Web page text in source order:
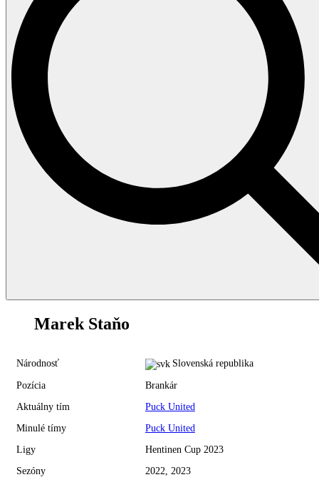
Marek Staňo
Národnosť Slovenská republika
Pozícia
Brankár
Aktuálny tím
Puck United
Minulé tímy
Puck United
Ligy
Hentinen Cup 2023
Sezóny
2022, 2023